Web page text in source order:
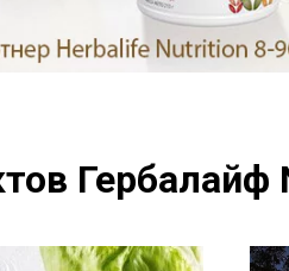
Гербалайф